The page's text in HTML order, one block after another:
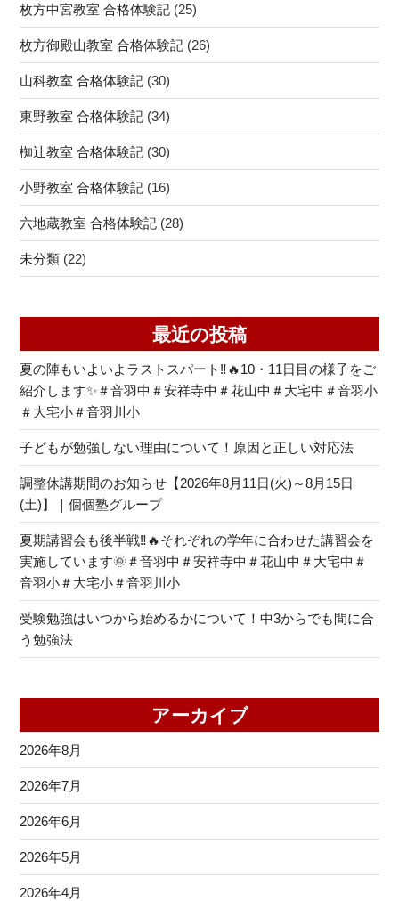
枚方中宮教室 合格体験記 (25)
枚方御殿山教室 合格体験記 (26)
山科教室 合格体験記 (30)
東野教室 合格体験記 (34)
椥辻教室 合格体験記 (30)
小野教室 合格体験記 (16)
六地蔵教室 合格体験記 (28)
未分類 (22)
最近の投稿
夏の陣もいよいよラストスパート‼🔥10・11日目の様子をご
紹介します✨＃音羽中＃安祥寺中＃花山中＃大宅中＃音羽小
＃大宅小＃音羽川小
子どもが勉強しない理由について！原因と正しい対応法
調整休講期間のお知らせ【2026年8月11日(火)～8月15日
(土)】｜個個塾グループ
夏期講習会も後半戦‼🔥それぞれの学年に合わせた講習会を
実施しています🌞＃音羽中＃安祥寺中＃花山中＃大宅中＃
音羽小＃大宅小＃音羽川小
受験勉強はいつから始めるかについて！中3からでも間に合
う勉強法
アーカイブ
2026年8月
2026年7月
2026年6月
2026年5月
2026年4月